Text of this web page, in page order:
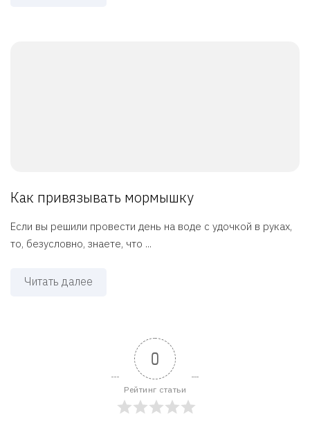
Как привязывать мормышку
Если вы решили провести день на воде с удочкой в руках,
то, безусловно, знаете, что ...
Читать далее
0
Рейтинг статьи